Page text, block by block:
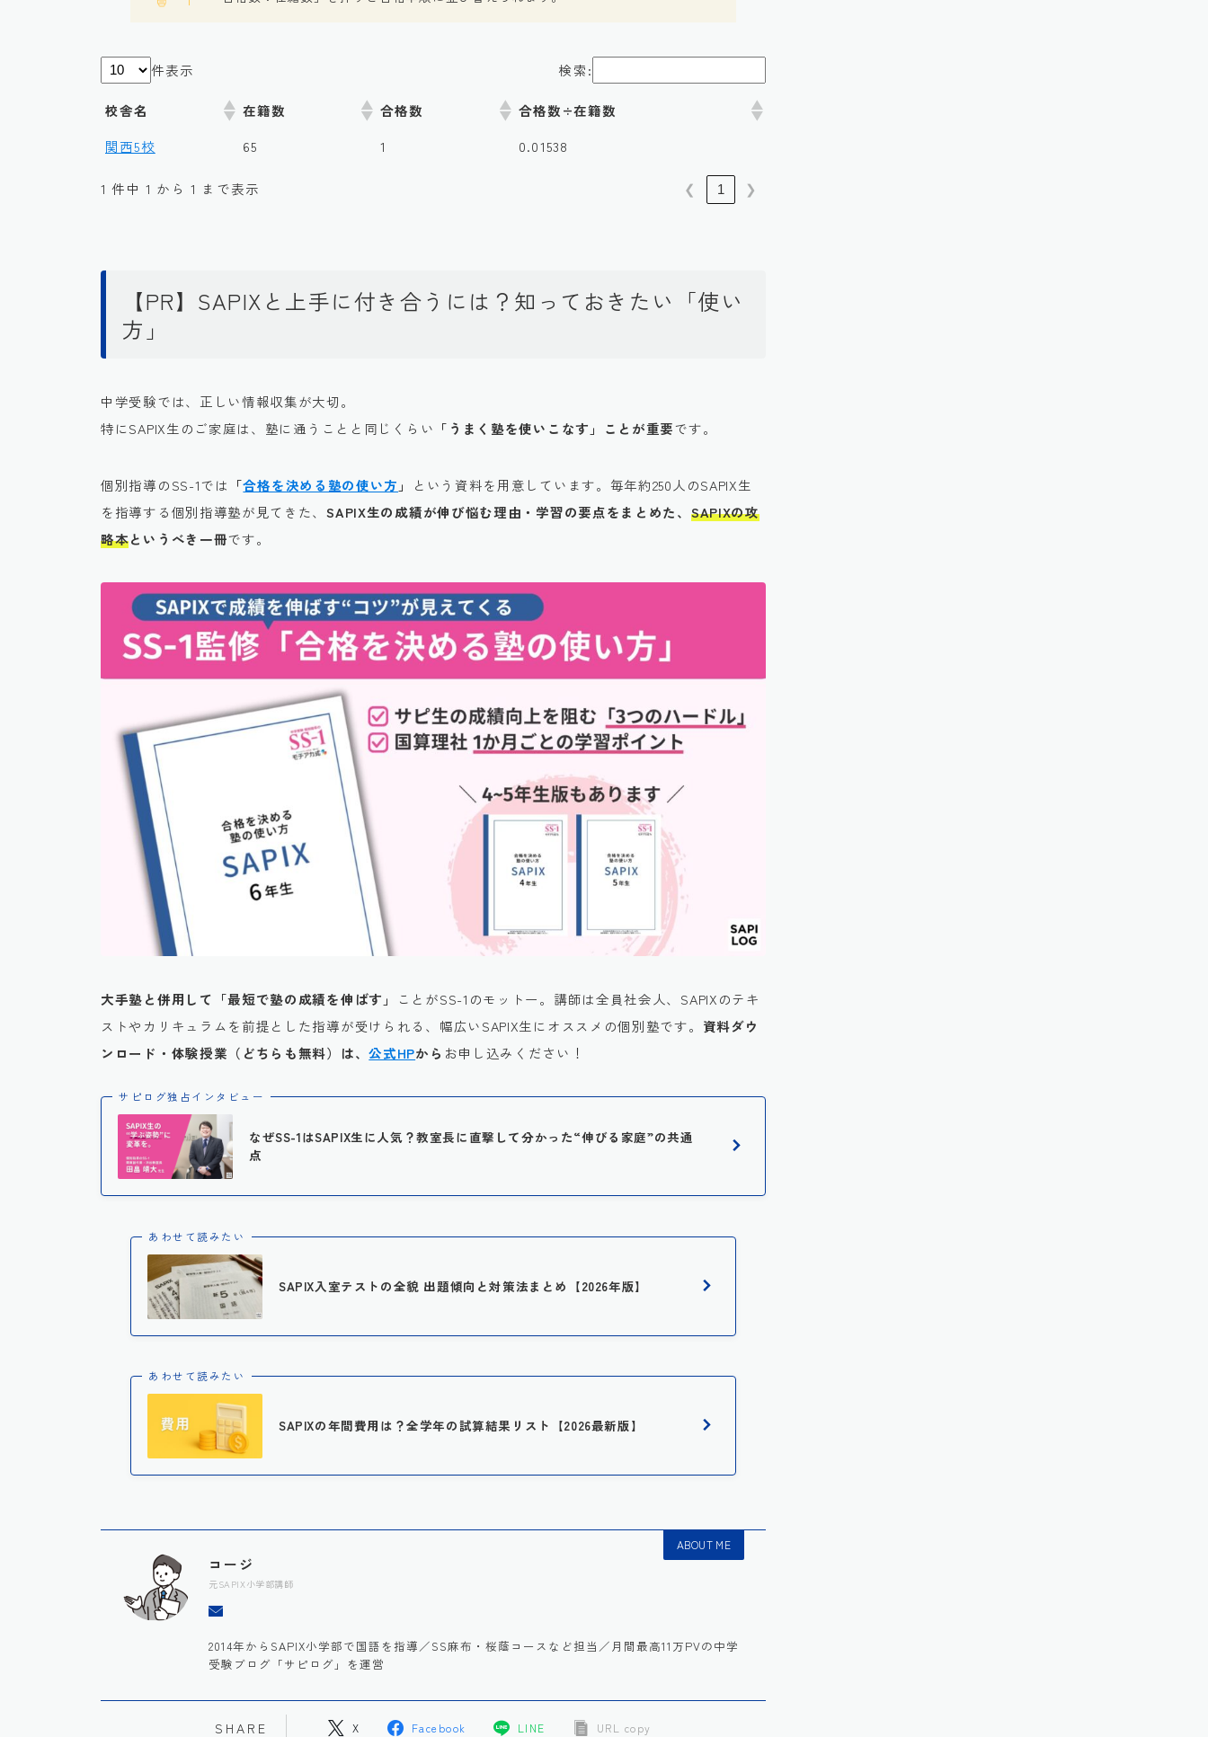
件表示 検索:
校舎名 在籍数 合格数
合格数÷在籍数
関西5校
65 1 0.01538
1 件中 1 から 1 まで表示 ❮ 1 ❯
【PR】SAPIXと上手に付き合うには？知っておきたい「使い
方」
中学受験では、正しい情報収集が大切。
特にSAPIX生のご家庭は、塾に通うことと同じくらい 「うまく塾を使いこなす」ことが重要です。
個別指導のSS-1では 「合格を決める塾の使い方 」
という資料を用意しています。毎年約250人のSAPIX生
を指導する個別指導塾が見てきた、SAPIX生の成績が伸び悩む理由・学習の要点をまとめた、 SAPIXの攻
略本というべき一冊です。
大手塾と併用して「最短で塾の成績を伸ばす」
ことがSS-1のモットー。講師は全員社会人、SAPIXのテキ
ストやカリキュラムを前提とした指導が受けられる、幅広いSAPIX生にオススメの個別塾です。 資料ダウ
ンロード・体験授業（どちらも無料）は、公式HPから お申し込みください！
サピログ独占インタビュー
なぜSS-1はSAPIX生に人気？教室長に直撃して分かった“伸びる家庭”の共通
点
あわせて読みたい
SAPIX入室テストの全貌 出題傾向と対策法まとめ【2026年版】
あわせて読みたい
SAPIXの年間費用は？全学年の試算結果リスト【2026最新版】
ABOUT ME
コージ
元SAPIX小学部講師
2014年からSAPIX小学部で国語を指導／SS麻布・桜蔭コースなど担当／月間最高11万PVの中学
受験ブログ「サピログ」を運営
SHARE X Facebook LINE URL copy